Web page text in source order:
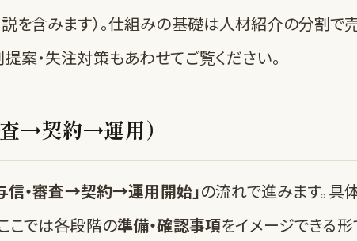
を含みます）。仕組みの基礎は人材紹介の分割で
案・失注対策もあわせてご覧ください。
→契約→運用）
信・審査→契約→運用開始」の流れで進みます。具
こでは各段階の準備・確認事項をイメージできる